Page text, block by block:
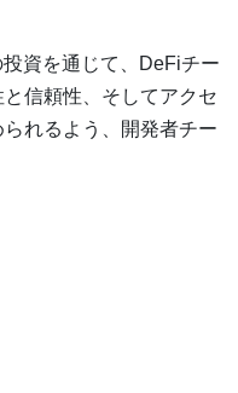
資を通じて、DeFiチー
信頼性、そしてアクセ
れるよう、開発者チー